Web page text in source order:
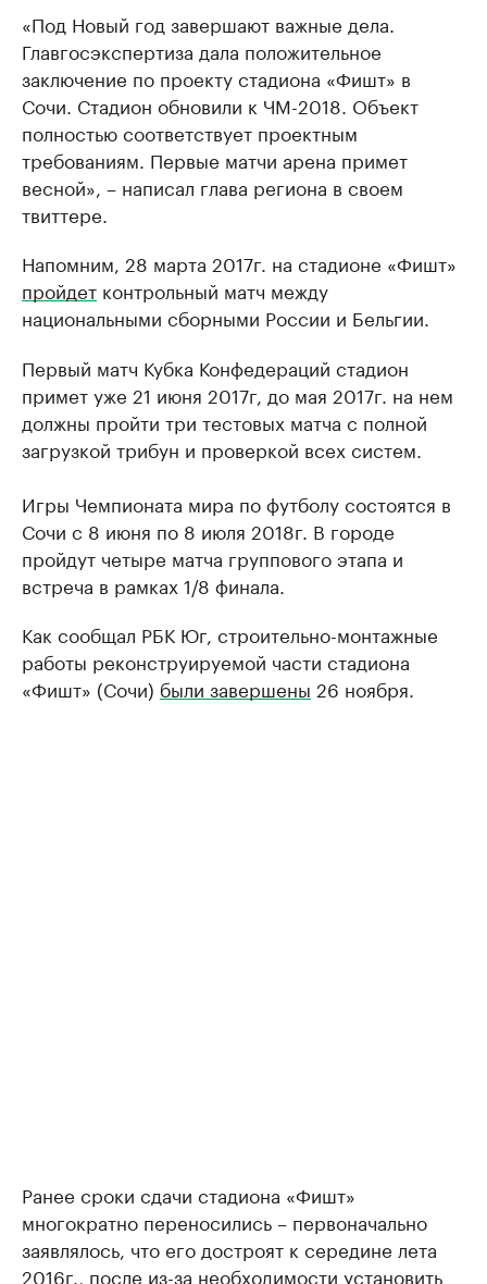
​«Под Новый год завершают важные дела.
Главгосэкспертиза дала положительное
заключение по проекту стадиона «Фишт» в
Сочи. Стадион обновили к ЧМ-2018. Объект
полностью соответствует проектным
требованиям. Первые матчи арена примет
весной», – написал глава региона в своем
твиттере.
Напомним, 28 марта 2017г. на стадионе «Фишт»
пройдет контрольный матч между
национальными сборными России и Бельгии.
Первый матч Кубка Конфедераций стадион
примет уже 21 июня 2017г, до мая 2017г. на нем
должны пройти три тестовых матча с полной
загрузкой трибун и проверкой всех систем.
Игры Чемпионата мира по футболу состоятся в
Сочи с 8 июня по 8 июля 2018г. В городе
пройдут четыре матча группового этапа и
встреча в рамках 1/8 финала.
Как сообщал РБК Юг, строительно-монтажные
работы реконструируемой части стадиона
«Фишт» (Сочи) были завершены 26 ноября.
Ранее сроки сдачи стадиона «Фишт»
многократно переносились – первоначально
заявлялось, что его достроят к середине лета
2016г., после из-за необходимости установить